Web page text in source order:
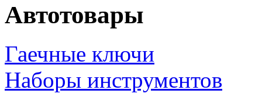
Автотовары
Гаечные ключи
Наборы инструментов